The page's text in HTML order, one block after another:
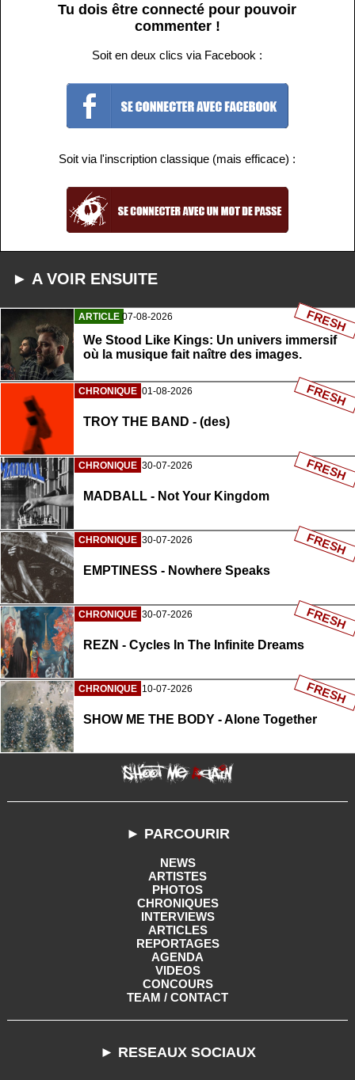
Tu dois être connecté pour pouvoir
commenter !
Soit en deux clics via Facebook :
Soit via l'inscription classique (mais efficace) :
► A VOIR ENSUITE
ARTICLE 07-08-2026
We Stood Like Kings: Un univers immersif
où la musique fait naître des images.
FRESH
CHRONIQUE 01-08-2026
TROY THE BAND - (des)
FRESH
CHRONIQUE 30-07-2026
MADBALL - Not Your Kingdom
FRESH
CHRONIQUE 30-07-2026
EMPTINESS - Nowhere Speaks
FRESH
CHRONIQUE 30-07-2026
REZN - Cycles In The Infinite Dreams
FRESH
CHRONIQUE 10-07-2026
SHOW ME THE BODY - Alone Together
FRESH
► PARCOURIR
NEWS
ARTISTES
PHOTOS
CHRONIQUES
INTERVIEWS
ARTICLES
REPORTAGES
AGENDA
VIDEOS
CONCOURS
TEAM / CONTACT
► RESEAUX SOCIAUX